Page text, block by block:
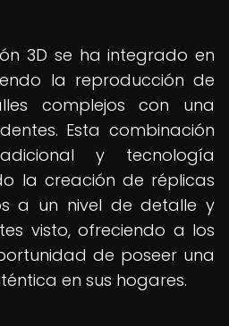
3D se ha integrado en
la reproducción de
complejos con una
Esta combinación
y tecnología
la creación de réplicas
a un nivel de detalle y
visto, ofreciendo a los
de poseer una
en sus hogares.